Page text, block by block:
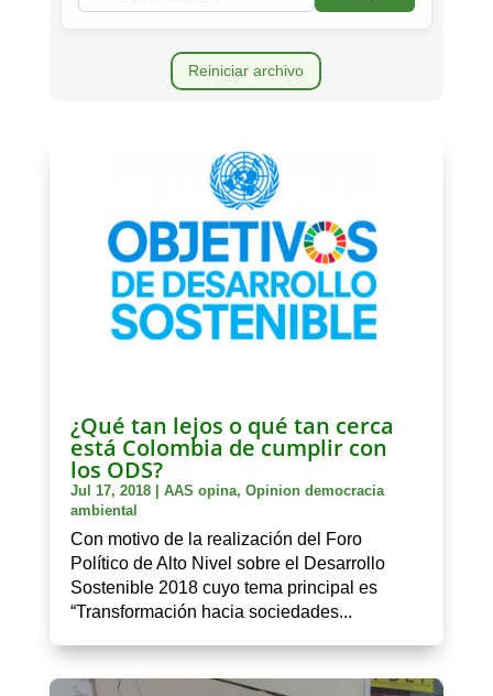
Reiniciar archivo
¿Qué tan lejos o qué tan cerca
está Colombia de cumplir con
los ODS?
Jul 17, 2018| AAS opina, Opinion democracia
ambiental
Con motivo de la realización del Foro
Político de Alto Nivel sobre el Desarrollo
Sostenible 2018 cuyo tema principal es
“Transformación hacia sociedades...